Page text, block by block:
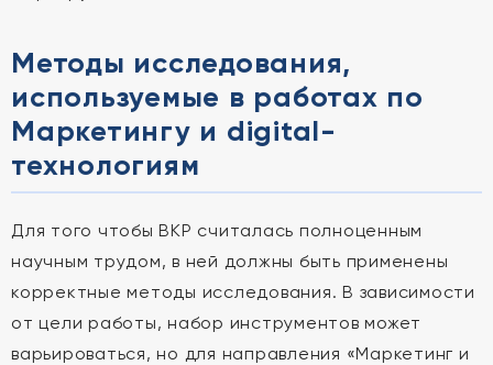
Методы исследования,
используемые в работах по
Маркетингу и digital-
технологиям
Для того чтобы ВКР считалась полноценным
научным трудом, в ней должны быть применены
корректные методы исследования. В зависимости
от цели работы, набор инструментов может
варьироваться, но для направления «Маркетинг и